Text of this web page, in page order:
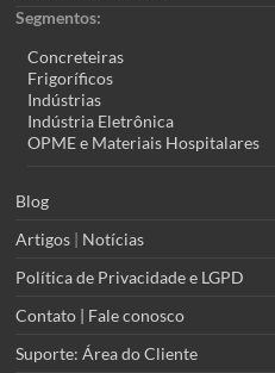
Segmentos:
Concreteiras
Frigoríficos
Indústrias
Indústria Eletrônica
OPME e Materiais Hospitalares
Blog
Artigos | Notícias
Política de Privacidade e LGPD
Contato | Fale conosco
Suporte: Área do Cliente